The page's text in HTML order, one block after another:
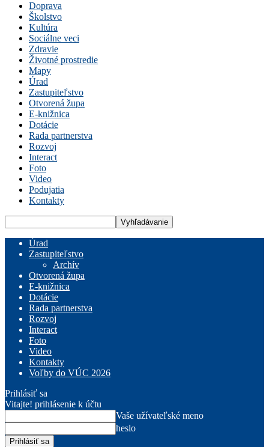
Doprava
Školstvo
Kultúra
Sociálne veci
Zdravie
Životné prostredie
Mapy
Úrad
Zastupiteľstvo
Otvorená župa
E-knižnica
Dotácie
Rada partnerstva
Rozvoj
Interact
Foto
Video
Podujatia
Kontakty
Úrad
Zastupiteľstvo
Archív
Otvorená župa
E-knižnica
Dotácie
Rada partnerstva
Rozvoj
Interact
Foto
Video
Kontakty
Voľby do VÚC 2026
Prihlásiť sa
Vitajte! prihlásenie k účtu
Vaše užívateľské meno
heslo